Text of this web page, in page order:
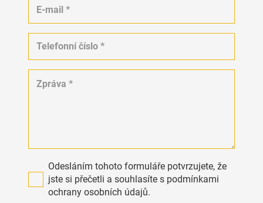
Odesláním tohoto formuláře potvrzujete, že
jste si přečetli a souhlasíte s podmínkami
ochrany osobních údajů.